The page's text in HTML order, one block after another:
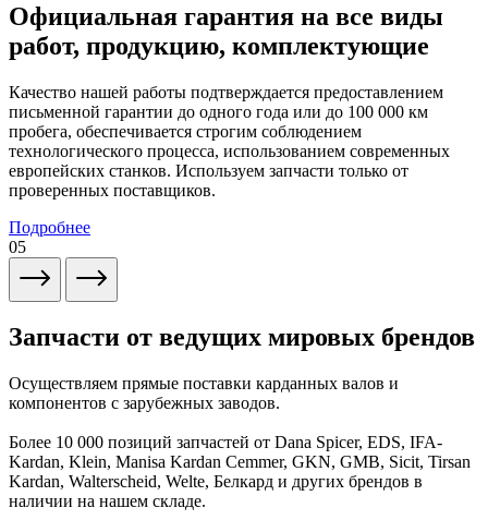
Официальная гарантия на все виды
работ, продукцию, комплектующие
Качество нашей работы подтверждается предоставлением
письменной гарантии до одного года или до 100 000 км
пробега, обеспечивается строгим соблюдением
технологического процесса, использованием современных
европейских станков. Используем запчасти только от
проверенных поставщиков.
Подробнее
05
Запчасти от ведущих мировых брендов
Осуществляем прямые поставки карданных валов и
компонентов с зарубежных заводов.
Более 10 000 позиций запчастей от Dana Spicer, EDS, IFA-
Kardan, Klein, Manisa Kardan Cemmer, GKN, GMB, Sicit, Tirsan
Kardan, Walterscheid, Welte, Белкард и других брендов в
наличии на нашем складе.